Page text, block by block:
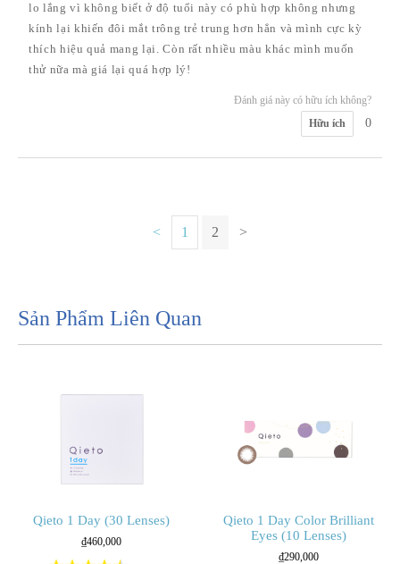
lo lắng vì không biết ở độ tuổi này có phù hợp không nhưng
kính lại khiến đôi mắt trông trẻ trung hơn hẳn và mình cực kỳ
thích hiệu quả mang lại. Còn rất nhiều màu khác mình muốn
thử nữa mà giá lại quá hợp lý!
Đánh giá này có hữu ích không?
Hữu ích
0
< 1 2 >
Sản Phẩm Liên Quan
Qieto 1 Day (30 Lenses)
₫460,000
Qieto 1 Day Color Brilliant
Eyes (10 Lenses)
₫290,000